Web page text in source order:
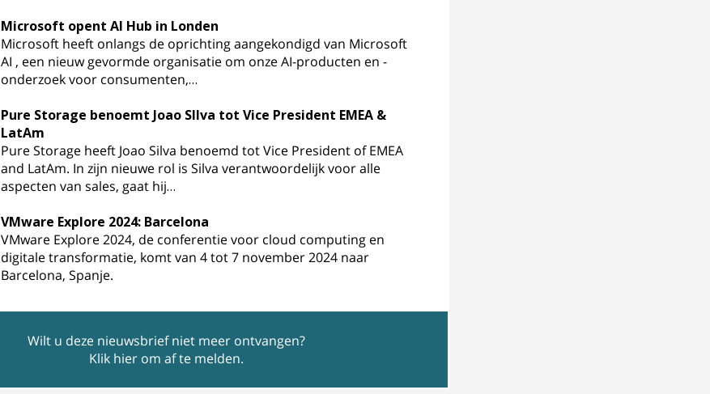
Microsoft opent AI Hub in Londen
Microsoft heeft onlangs de oprichting aangekondigd van Microsoft
AI , een nieuw gevormde organisatie om onze AI-producten en -
onderzoek voor consumenten,…
Pure Storage benoemt Joao SIlva tot Vice President EMEA &
LatAm
Pure Storage heeft Joao Silva benoemd tot Vice President of EMEA
and LatAm. In zijn nieuwe rol is Silva verantwoordelijk voor alle
aspecten van sales, gaat hij…
VMware Explore 2024: Barcelona
VMware Explore 2024, de conferentie voor cloud computing en
digitale transformatie, komt van 4 tot 7 november 2024 naar
Barcelona, Spanje.
Wilt u deze nieuwsbrief niet meer ontvangen?
Klik hier om af te melden.